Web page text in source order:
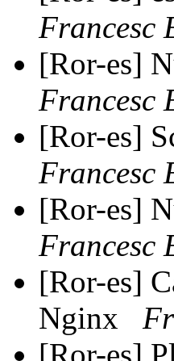
Francesc
[Ror-es]
Francesc
[Ror-es]
Francesc
[Ror-es]
Francesc
[Ror-es]
Nginx